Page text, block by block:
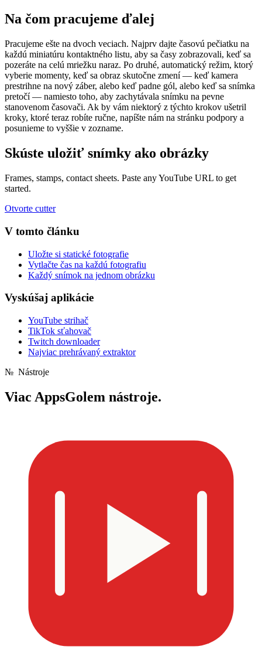
Na čom pracujeme ďalej
Pracujeme ešte na dvoch veciach. Najprv dajte časovú pečiatku na
každú miniatúru kontaktného listu, aby sa časy zobrazovali, keď sa
pozeráte na celú mriežku naraz. Po druhé, automatický režim, ktorý
vyberie momenty, keď sa obraz skutočne zmení — keď kamera
prestrihne na nový záber, alebo keď padne gól, alebo keď sa snímka
pretočí — namiesto toho, aby zachytávala snímku na pevne
stanovenom časovači. Ak by vám niektorý z týchto krokov ušetril
kroky, ktoré teraz robíte ručne, napíšte nám na stránku podpory a
posunieme to vyššie v zozname.
Skúste uložiť snímky ako obrázky
Frames, stamps, contact sheets. Paste any YouTube URL to get
started.
Otvorte cutter
V tomto článku
Uložte si statické fotografie
Vytlačte čas na každú fotografiu
Každý snímok na jednom obrázku
Vyskúšaj aplikácie
YouTube strihač
TikTok sťahovač
Twitch downloader
Najviac prehrávaný extraktor
№ Nástroje
Viac AppsGolem nástroje.